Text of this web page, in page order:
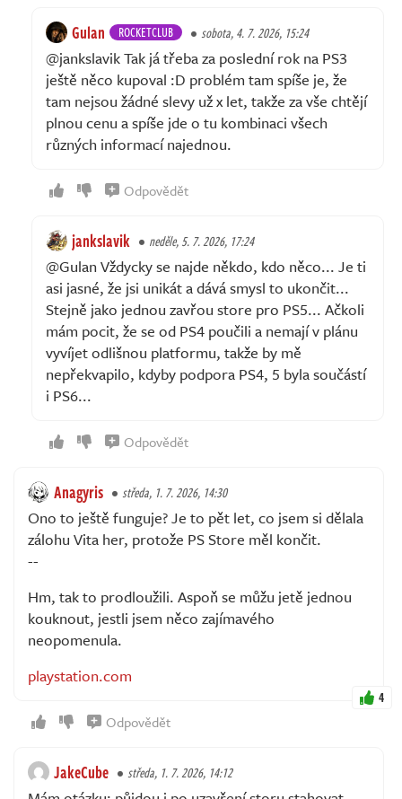
Gulan ROCKETCLUB sobota, 4. 7. 2026, 15:24
@jankslavik Tak já třeba za poslední rok na PS3
ještě něco kupoval :D problém tam spíše je, že
tam nejsou žádné slevy už x let, takže za vše chtějí
plnou cenu a spíše jde o tu kombinaci všech
různých informací najednou.
Odpovědět
jankslavik neděle, 5. 7. 2026, 17:24
@Gulan Vždycky se najde někdo, kdo něco... Je ti
asi jasné, že jsi unikát a dává smysl to ukončit...
Stejně jako jednou zavřou store pro PS5... Ačkoli
mám pocit, že se od PS4 poučili a nemají v plánu
vyvíjet odlišnou platformu, takže by mě
nepřekvapilo, kdyby podpora PS4, 5 byla součástí
i PS6...
Odpovědět
Anagyris středa, 1. 7. 2026, 14:30
Ono to ještě funguje? Je to pět let, co jsem si dělala
zálohu Vita her, protože PS Store měl končit.
--
Hm, tak to prodloužili. Aspoň se můžu jetě jednou
kouknout, jestli jsem něco zajímavého
neopomenula.
playstation.com
4
Odpovědět
JakeCube středa, 1. 7. 2026, 14:12